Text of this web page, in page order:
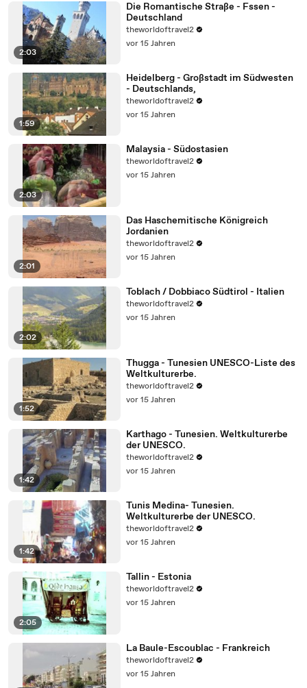
2:03
Die Romantische Straße - Fssen -
Deutschland
theworldoftravel2
vor 15 Jahren
1:59
Heidelberg - Großstadt im Südwesten
- Deutschlands,
theworldoftravel2
vor 15 Jahren
2:03
Malaysia - Südostasien
theworldoftravel2
vor 15 Jahren
2:01
Das Haschemitische Königreich
Jordanien
theworldoftravel2
vor 15 Jahren
2:02
Toblach / Dobbiaco Südtirol - Italien
theworldoftravel2
vor 15 Jahren
1:52
Thugga - Tunesien UNESCO-Liste des
Weltkulturerbe.
theworldoftravel2
vor 15 Jahren
1:42
Karthago - Tunesien. Weltkulturerbe
der UNESCO.
theworldoftravel2
vor 15 Jahren
1:42
Tunis Medina- Tunesien.
Weltkulturerbe der UNESCO.
theworldoftravel2
vor 15 Jahren
2:05
Tallin - Estonia
theworldoftravel2
vor 15 Jahren
La Baule-Escoublac - Frankreich
theworldoftravel2
vor 15 Jahren